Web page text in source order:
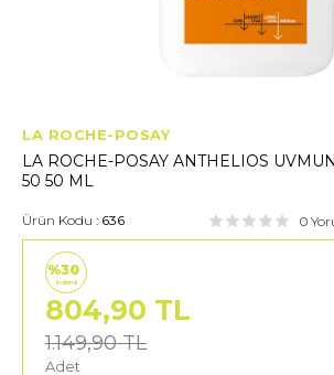
LA ROCHE-POSAY
LA ROCHE-POSAY ANTHELIOS
50 50 ML
Ürün Kodu : 636 0
%30
indirimli
804,90 TL
1.149,90TL
Adet